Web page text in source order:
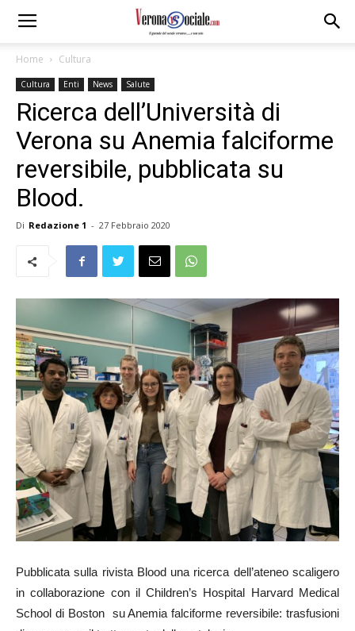
Home Cultura
Cultura Enti News Salute
Ricerca dell’Università di
Verona su Anemia falciforme
reversibile, pubblicata su
Blood.
Di Redazione 1 - 27 Febbraio 2020
Pubblicata sulla rivista Blood una ricerca dell’ateneo scaligero
in collaborazione con il Children’s Hospital Harvard Medical
School di Boston su Anemia falciforme reversibile: trasfusioni